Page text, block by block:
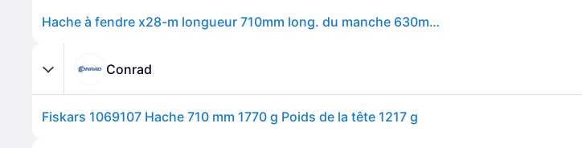
Hache à fendre x28-m longueur 710mm long. du manche 630mm 1 pièce(s) hache à fendre x28-m longueur 710mm long. du manche 630mm - fiskars
Conrad
Fiskars 1069107 Hache 710 mm 1770 g Poids de la tête 1217 g